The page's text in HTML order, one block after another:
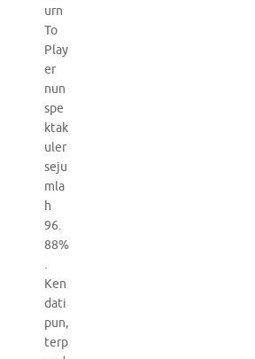
urn
To
Play
er
nun
spe
ktak
uler
seju
mla
h
96.
88%
.
Ken
dati
pun,
terp